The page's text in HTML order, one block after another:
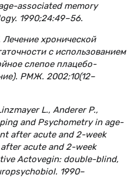
associated memory
1990;24:49–56.
Лечение хронической
с использованием
слепое плацебо-
РМЖ. 2002;10(12–
L., Anderer P.,
and Psychometry in age-
after acute and 2-week
acute and 2-week
Actovegin: double-blind,
1990–